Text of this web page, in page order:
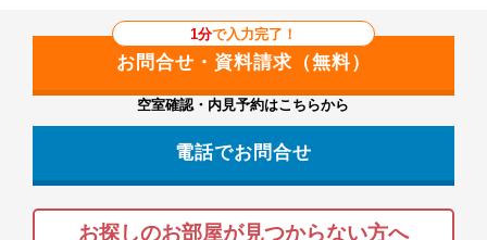
1分で入力完了！
空室確認・内見予約はこちらから
電話でお問合せ
お探しのお部屋が見つからない方へ